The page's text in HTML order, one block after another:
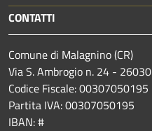
CONTATTI
Comune di Malagnino (CR)
Via S. Ambrogio n. 24 - 26030
Codice Fiscale: 00307050195
Partita IVA: 00307050195
IBAN: #